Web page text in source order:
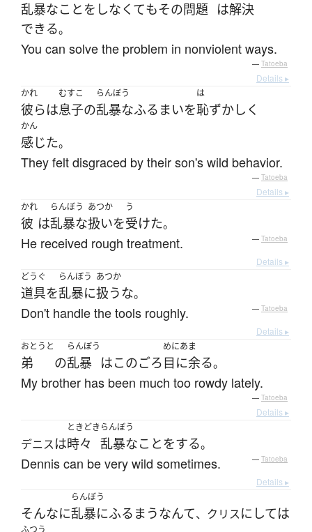
乱暴なことを しなくてもその問題 は解決
できる。
You can solve the problem in nonviolent ways.
— Tatoeba
Details ▸
かれ
彼らは
むすこ
息子の
らんぼう
乱暴なふるまいを
は
恥ずかしく
かん
感じた。
They felt disgraced by their son's wild behavior.
— Tatoeba
Details ▸
かれ
彼 は
らんぼう
乱暴な
あつか
扱いを
う
受けた。
He received rough treatment. — Tatoeba
Details ▸
どうぐ
道具を
らんぼう
乱暴に
あつか
扱うな。
Don't handle the tools roughly. — Tatoeba
Details ▸
おとうと
弟 の
らんぼう
乱暴 はこのごろ
めにあま
目に余る。
My brother has been much too rowdy lately.
— Tatoeba
Details ▸
デニスは
ときどき
時々
らんぼう
乱暴なことをする。
Dennis can be very wild sometimes. — Tatoeba
Details ▸
そんなに
らんぼう
乱暴にふるまうなんて、クリスにしては
ふつう